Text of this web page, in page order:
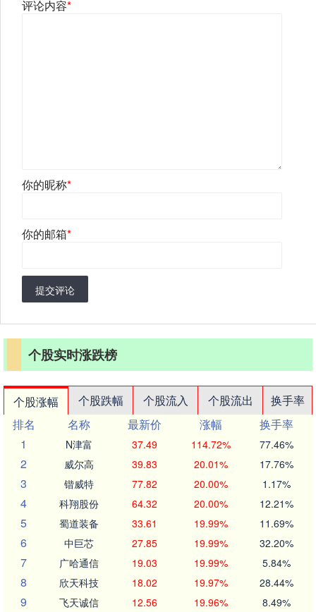
评论内容*
你的昵称*
你的邮箱*
提交评论
个股实时涨跌榜
个股涨幅 个股跌幅 个股流入 个股流出
换手率
排名
名称 最新价 涨幅
换手率
1
N津富 37.49 114.72% 77.46%
2 威尔高 39.83 20.01% 17.76%
3 锴威特 77.82 20.00% 1.17%
4 科翔股份 64.32 20.00% 12.21%
5 蜀道装备 33.61 19.99% 11.69%
6 中巨芯 27.85 19.99% 32.20%
7 广哈通信 19.03 19.99% 5.84%
8 欣天科技 18.02 19.97% 28.44%
9 飞天诚信 12.56 19.96% 8.49%